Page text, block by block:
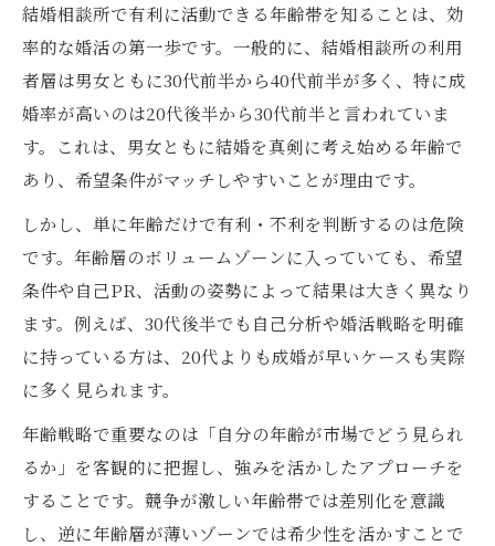
結婚相談所で有利に活動できる年齢帯を知ることは、効
率的な婚活の第一歩です。一般的に、結婚相談所の利用
者層は男女ともに30代前半から40代前半が多く、特に成
婚率が高いのは20代後半から30代前半と言われていま
す。これは、男女ともに結婚を真剣に考え始める年齢で
あり、希望条件がマッチしやすいことが理由です。
しかし、単に年齢だけで有利・不利を判断するのは危険
です。年齢層のボリュームゾーンに入っていても、希望
条件や自己PR、活動の姿勢によって結果は大きく異なり
ます。例えば、30代後半でも自己分析や婚活戦略を明確
に持っている方は、20代よりも成婚が早いケースも実際
に多く見られます。
年齢戦略で重要なのは「自分の年齢が市場でどう見られ
るか」を客観的に把握し、強みを活かしたアプローチを
することです。競争が激しい年齢帯では差別化を意識
し、逆に年齢層が薄いゾーンでは希少性を活かすことで